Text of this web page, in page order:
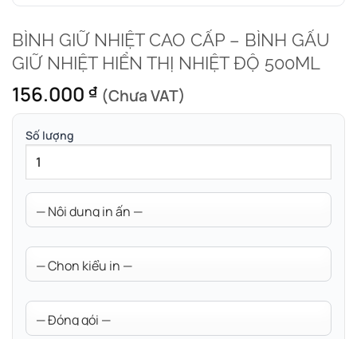
BÌNH GIỮ NHIỆT CAO CẤP – BÌNH GẤU
GIỮ NHIỆT HIỂN THỊ NHIỆT ĐỘ 500ML
156.000 ₫ (Chưa VAT)
Số lượng